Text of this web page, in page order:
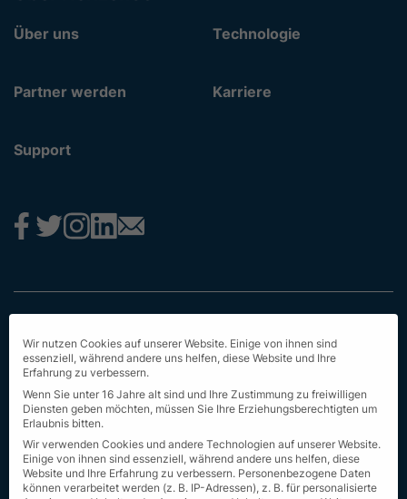
Über uns Technologie
Partner werden Karriere
Support
Impressum
Datenschutz
AGB
Erstinformation
Nachhaltigkeit
Seit Sitemap
Wir nutzen Cookies auf unserer Website. Einige von ihnen sind
essenziell, während andere uns helfen, diese Website und Ihre
Erfahrung zu verbessern.
Wenn Sie unter 16 Jahre alt sind und Ihre Zustimmung zu freiwilligen
Diensten geben möchten, müssen Sie Ihre Erziehungsberechtigten um
Erlaubnis bitten.
Wir verwenden Cookies und andere Technologien auf unserer Website.
Einige von ihnen sind essenziell, während andere uns helfen, diese
Website und Ihre Erfahrung zu verbessern. Personenbezogene Daten
können verarbeitet werden (z. B. IP-Adressen), z. B. für personalisierte